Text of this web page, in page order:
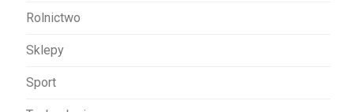
Rolnictwo
Sklepy
Sport